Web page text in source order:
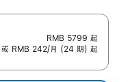
RMB 5799 起
或 RMB 242/月 (24 期) 起